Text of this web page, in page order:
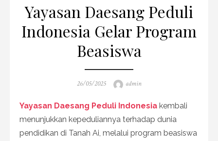
Yayasan Daesang Peduli
Indonesia Gelar Program
Beasiswa
Posted
26/05/2025 Author
admin
Yayasan Daesang Peduli Indonesia kembali
menunjukkan kepeduliannya terhadap dunia
pendidikan di Tanah Ai, melalui program beasiswa